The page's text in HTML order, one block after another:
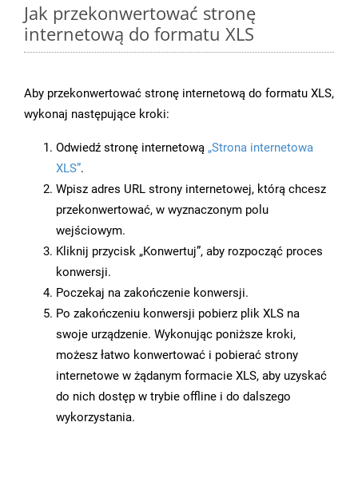
Jak przekonwertować stronę
internetową do formatu XLS
Aby przekonwertować stronę internetową do formatu XLS,
wykonaj następujące kroki:
Odwiedź stronę internetową „Strona internetowa
XLS”.
Wpisz adres URL strony internetowej, którą chcesz
przekonwertować, w wyznaczonym polu
wejściowym.
Kliknij przycisk „Konwertuj”, aby rozpocząć proces
konwersji.
Poczekaj na zakończenie konwersji.
Po zakończeniu konwersji pobierz plik XLS na
swoje urządzenie. Wykonując poniższe kroki,
możesz łatwo konwertować i pobierać strony
internetowe w żądanym formacie XLS, aby uzyskać
do nich dostęp w trybie offline i do dalszego
wykorzystania.